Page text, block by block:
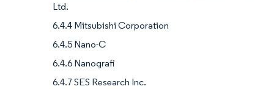
Ltd.
6.4.4 Mitsubishi Corporation
6.4.5 Nano-C
6.4.6 Nanografi
6.4.7 SES Research Inc.